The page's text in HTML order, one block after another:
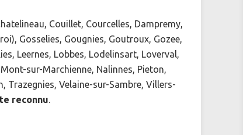
Couillet, Courcelles, Dampremy,
Gosselies, Gougnies, Goutroux, Gozee,
Leernes, Lobbes, Lodelinsart, Loverval,
sur-Marchienne, Nalinnes, Pieton,
Trazegnies, Velaine-sur-Sambre, Villers-
reconnu.